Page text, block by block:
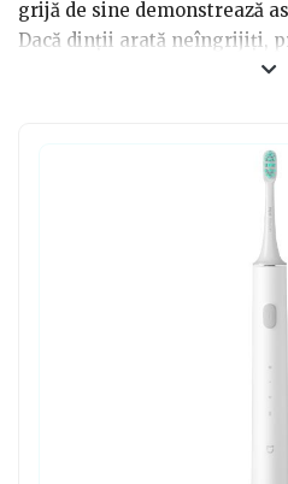
grijă de sine demonstrează
Dacă dinții arată neîngrijiți,
face acea persoană nu va fi
la igiena dinților săi și vrei